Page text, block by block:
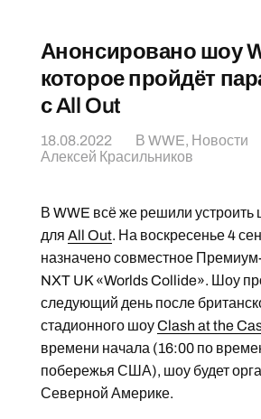
Анонсировано шоу
которое пройдёт
с All Out
18.08.2022 В WWE, Новости
Алексей Красильников
В WWE всё же решили устроить
для All Out. На воскресенье 4
назначено совместное
NXT UK «Worlds Collide». Шоу
следующий день после
стадионного шоуClash at the
времени начала (16:00 по
побережья США), шоу будет
Северной Америке.